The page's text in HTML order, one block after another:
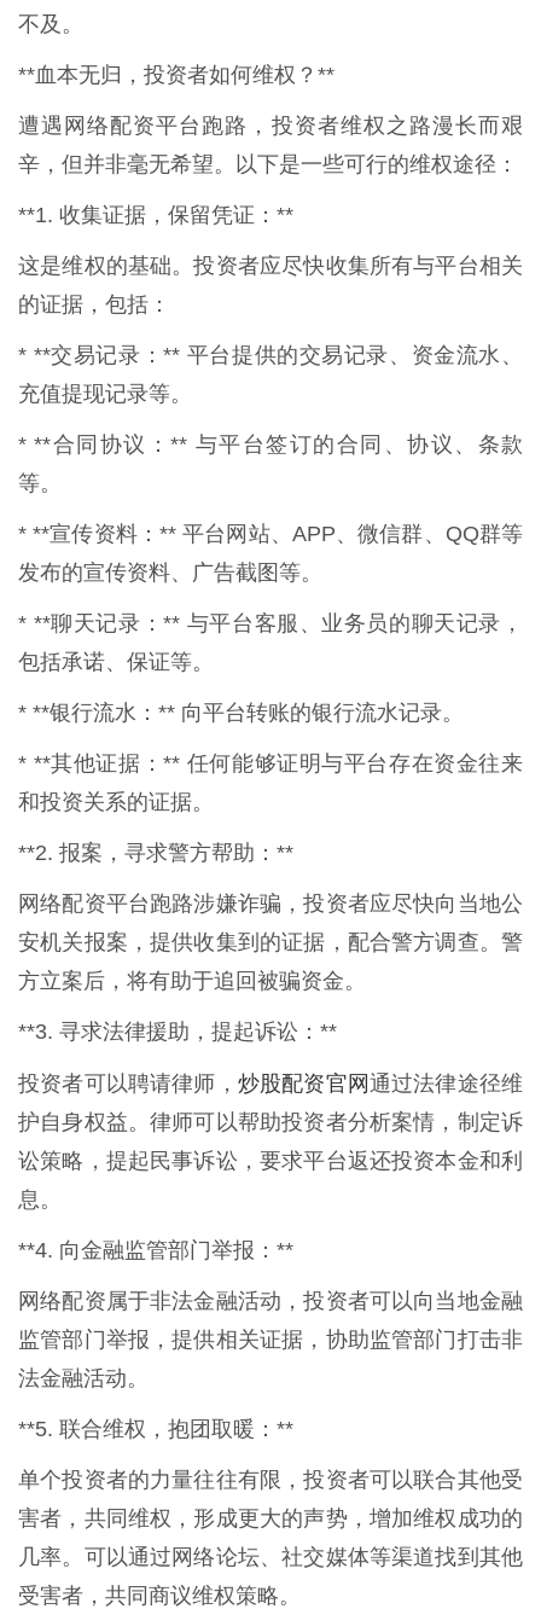
不及。
**血本无归，投资者如何维权？**
遭遇网络配资平台跑路，投资者维权之路漫长而艰
辛，但并非毫无希望。以下是一些可行的维权途径：
**1. 收集证据，保留凭证：**
这是维权的基础。投资者应尽快收集所有与平台相关
的证据，包括：
* **交易记录：** 平台提供的交易记录、资金流水、
充值提现记录等。
* **合同协议：** 与平台签订的合同、协议、条款
等。
* **宣传资料：** 平台网站、APP、微信群、QQ群等
发布的宣传资料、广告截图等。
* **聊天记录：** 与平台客服、业务员的聊天记录，
包括承诺、保证等。
* **银行流水：** 向平台转账的银行流水记录。
* **其他证据：** 任何能够证明与平台存在资金往来
和投资关系的证据。
**2. 报案，寻求警方帮助：**
网络配资平台跑路涉嫌诈骗，投资者应尽快向当地公
安机关报案，提供收集到的证据，配合警方调查。警
方立案后，将有助于追回被骗资金。
**3. 寻求法律援助，提起诉讼：**
投资者可以聘请律师， 炒股配资官网通过法律途径维
护自身权益。律师可以帮助投资者分析案情，制定诉
讼策略，提起民事诉讼，要求平台返还投资本金和利
息。
**4. 向金融监管部门举报：**
网络配资属于非法金融活动，投资者可以向当地金融
监管部门举报，提供相关证据，协助监管部门打击非
法金融活动。
**5. 联合维权，抱团取暖：**
单个投资者的力量往往有限，投资者可以联合其他受
害者，共同维权，形成更大的声势，增加维权成功的
几率。可以通过网络论坛、社交媒体等渠道找到其他
受害者，共同商议维权策略。